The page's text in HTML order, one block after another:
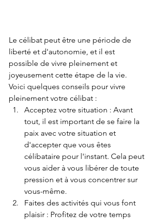
Le célibat peut être une période de
liberté et d'autonomie, et il est
possible de vivre pleinement et
joyeusement cette étape de la vie.
Voici quelques conseils pour vivre
pleinement votre célibat :
Acceptez votre situation : Avant
tout, il est important de se faire la
paix avec votre situation et
d'accepter que vous êtes
célibataire pour l'instant. Cela peut
vous aider à vous libérer de toute
pression et à vous concentrer sur
vous-même.
Faites des activités qui vous font
plaisir : Profitez de votre temps